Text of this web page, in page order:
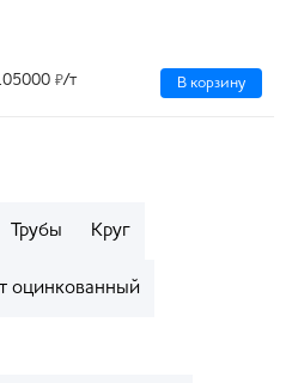
₽/т В корзину
Трубы Круг
оцинкованный